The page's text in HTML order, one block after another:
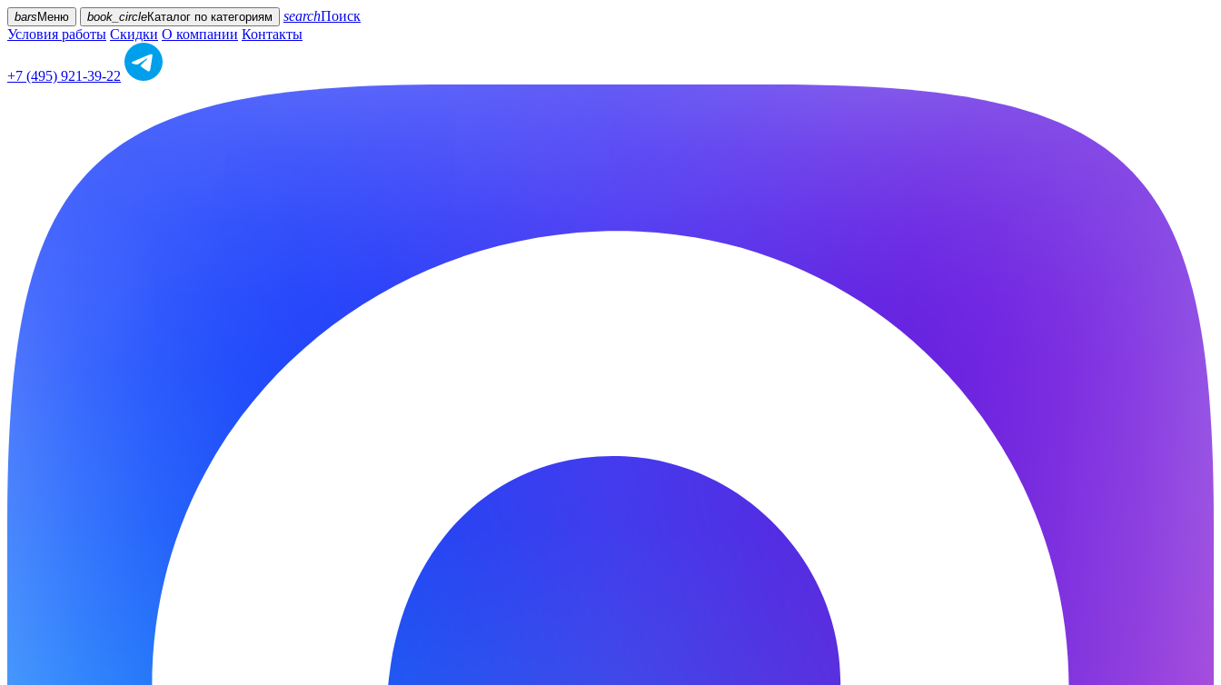
bars Меню book_circleКаталог по категориям searchПоиск
Условия работы Скидки О компании Контакты
+7 (495) 921-39-22